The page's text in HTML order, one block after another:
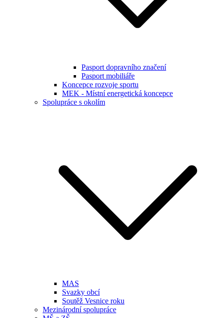
Pasport dopravního značení
Pasport mobiliáře
Koncepce rozvoje sportu
MEK - Místní energetická koncepce
Spolupráce s okolím
MAS
Svazky obcí
Soutěž Vesnice roku
Mezinárodní spolupráce